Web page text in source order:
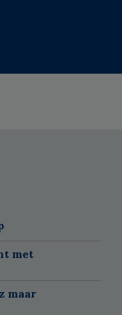
met
maar